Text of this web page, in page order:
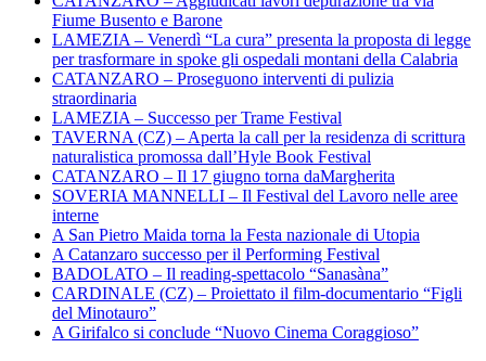
Fiume Busento e Barone
LAMEZIA – Venerdì “La cura” presenta la proposta di legge
per trasformare in spoke gli ospedali montani della Calabria
CATANZARO – Proseguono interventi di pulizia
straordinaria
LAMEZIA – Successo per Trame Festival
TAVERNA (CZ) – Aperta la call per la residenza di scrittura
naturalistica promossa dall’Hyle Book Festival
CATANZARO – Il 17 giugno torna daMargherita
SOVERIA MANNELLI – Il Festival del Lavoro nelle aree
interne
A San Pietro Maida torna la Festa nazionale di Utopia
A Catanzaro successo per il Performing Festival
BADOLATO – Il reading-spettacolo “Sanasàna”
CARDINALE (CZ) – Proiettato il film-documentario “Figli
del Minotauro”
A Girifalco si conclude “Nuovo Cinema Coraggioso”